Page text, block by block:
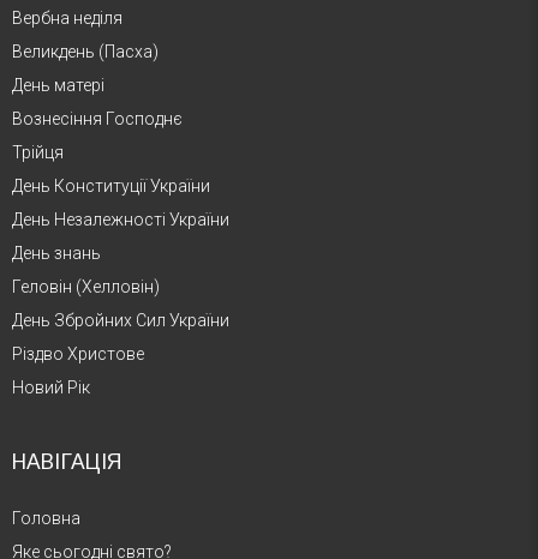
Вербна неділя
Великдень (Пасха)
День матері
Вознесіння Господнє
Трійця
День Конституції України
День Незалежності України
День знань
Геловін (Хелловін)
День Збройних Сил України
Різдво Христове
Новий Рік
НАВІГАЦІЯ
Головна
Яке сьогодні свято?